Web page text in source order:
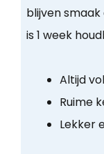
blijven
is 1 week
Altijd
Ruime
Lekker